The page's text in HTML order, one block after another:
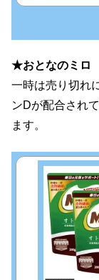
★おとなのミロ
一時は売り切れ
ンDが配合され
ます。